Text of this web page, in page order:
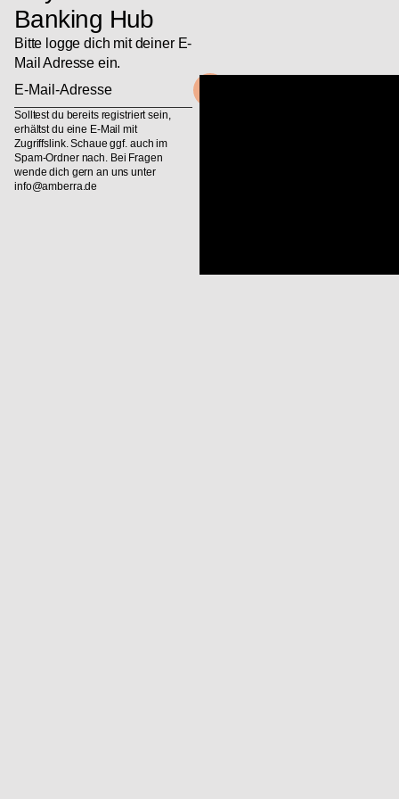
Banking Hub
Bitte logge dich mit deiner E-
Mail Adresse ein.
Solltest du bereits registriert sein,
erhältst du eine E-Mail mit
Zugriffslink. Schaue ggf. auch im
Spam-Ordner nach. Bei Fragen
wende dich gern an uns unter
info@amberra.de